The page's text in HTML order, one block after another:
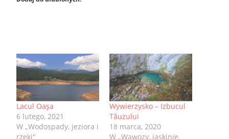
Lacul Oaşa
6 lutego, 2021
W „Wodospady, jeziora i
rzeki"
Wywierzysko – Izbucul
Tăuzului
18 marca, 2020
W „Wąwozy, jaskinie,